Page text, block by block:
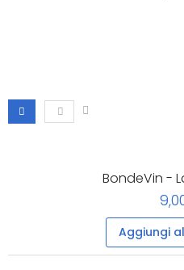
BondeVin -
Aggiungi